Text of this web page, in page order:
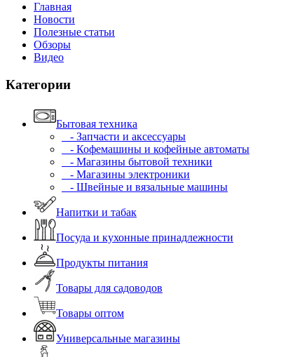
Главная
Новости
Полезные статьи
Обзоры
Видео
Категории
Бытовая техника
- Запчасти и аксессуары
- Кофемашины и кофейные автоматы
- Магазины бытовой техники
- Магазины электроники
- Швейные и вязальные машины
Напитки и табак
Посуда и кухонные принадлежности
Продукты питания
Товары для садоводов
Товары оптом
Универсальные магазины